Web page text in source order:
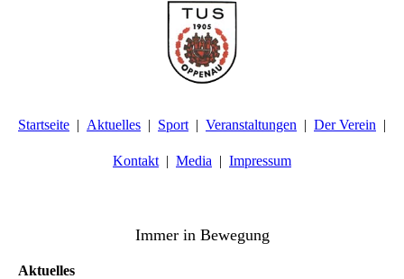
Startseite Aktuelles Sport Veranstaltungen Der Verein
Kontakt Media Impressum
Immer in Bewegung
Aktuelles